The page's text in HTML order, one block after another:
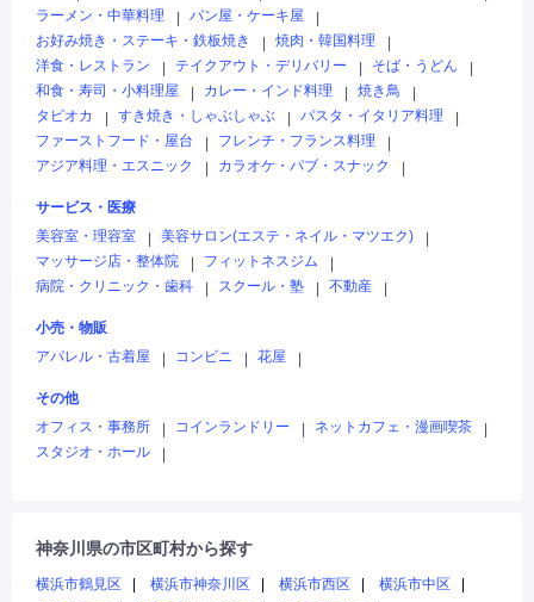
ラーメン・中華料理
パン屋・ケーキ屋
お好み焼き・ステーキ・鉄板焼き
焼肉・韓国料理
洋食・レストラン
テイクアウト・デリバリー そば・うどん
和食・寿司・小料理屋
カレー・インド料理 焼き鳥
タピオカ
すき焼き・しゃぶしゃぶ パスタ・イタリア料理
ファーストフード・屋台
フレンチ・フランス料理
アジア料理・エスニック
カラオケ・パブ・スナック
サービス・医療
美容室・理容室
美容サロン(エステ・ネイル・マツエク)
マッサージ店・整体院
フィットネスジム
病院・クリニック・歯科
スクール・塾 不動産
小売・物販
アパレル・古着屋
コンビニ 花屋
その他
オフィス・事務所
コインランドリー ネットカフェ・漫画喫茶
スタジオ・ホール
神奈川県の市区町村から探す
横浜市鶴見区 横浜市神奈川区 横浜市西区
横浜市中区